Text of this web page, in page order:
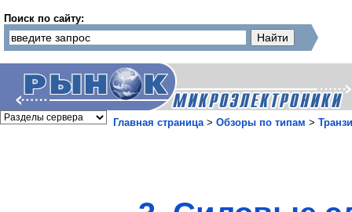
Поиск по сайту:
Главная страница> Обзоры по типам >